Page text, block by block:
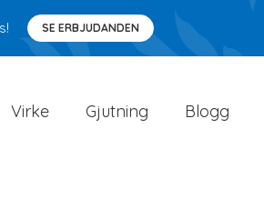
SE ERBJUDANDEN
Virke Gjutning Blogg